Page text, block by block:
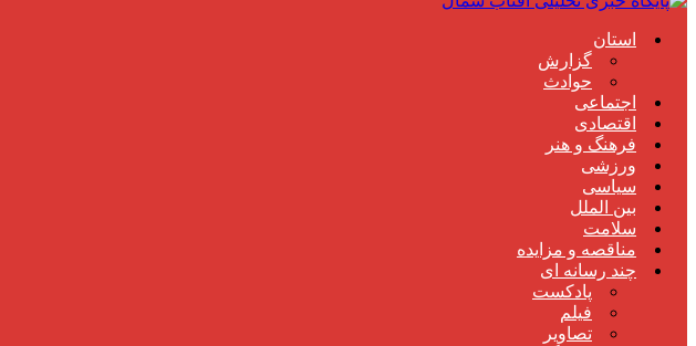
استان
گزارش
حوادث
اجتماعی
اقتصادی
فرهنگ و هنر
ورزشی
سیاسی
بین الملل
سلامت
مناقصه و مزایده
چند رسانه ای
پادکست
فیلم
تصاویر